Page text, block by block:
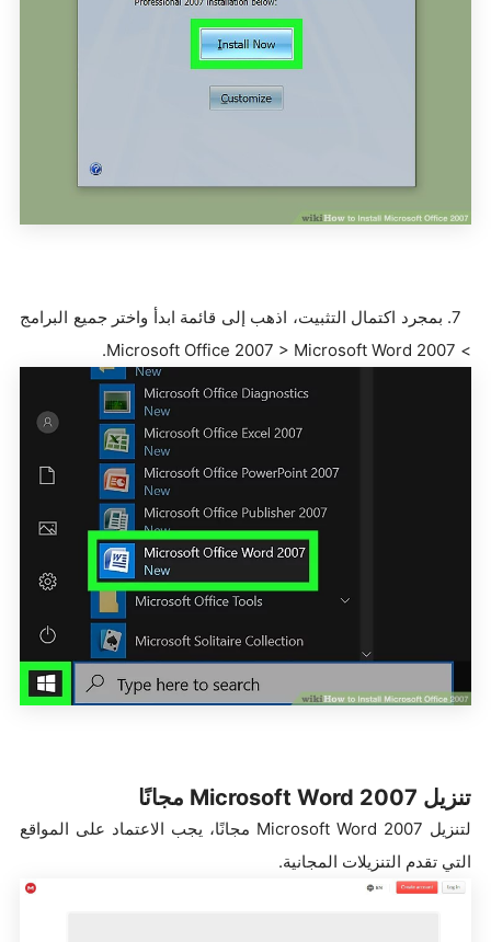
7. بمجرد اكتمال التثبيت، اذهب إلى قائمة ابدأ واختر جميع البرامج
> Microsoft Office 2007 > Microsoft Word 2007.
تنزيل Microsoft Word 2007 مجانًا
لتنزيل Microsoft Word 2007 مجانًا، يجب الاعتماد على المواقع
التي تقدم التنزيلات المجانية.